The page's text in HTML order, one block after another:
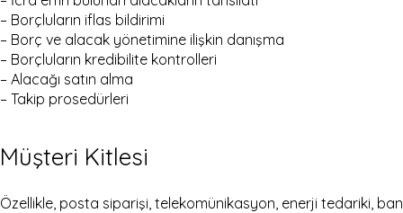
– Borçluların iflas bildirimi
– Borç ve alacak yönetimine ilişkin danışma
– Borçluların kredibilite kontrolleri
– Alacağı satın alma
– Takip prosedürleri
Müşteri Kitlesi
Özellikle, posta siparişi, telekomünikasyon, enerji tedariki,